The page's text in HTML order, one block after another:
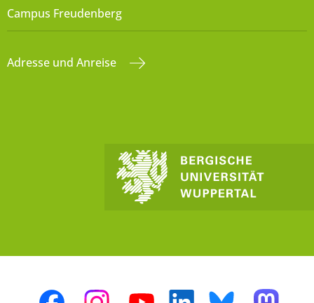
Campus Freudenberg
Adresse und Anreise